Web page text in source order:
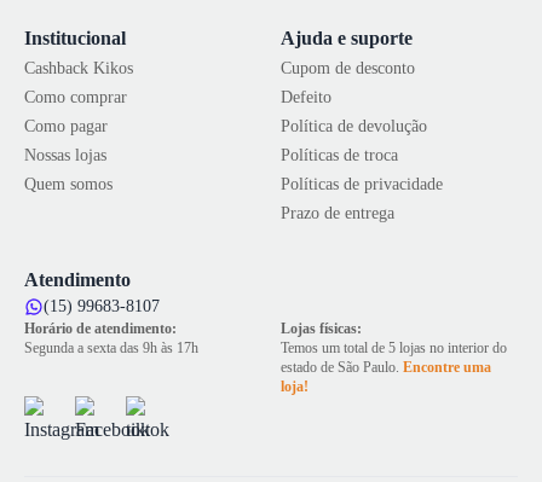
Institucional
Cashback Kikos
Como comprar
Como pagar
Nossas lojas
Quem somos
Ajuda e suporte
Cupom de desconto
Defeito
Política de devolução
Políticas de troca
Políticas de privacidade
Prazo de entrega
Atendimento
(15) 99683-8107
Horário de atendimento:
Segunda a sexta das 9h às 17h
Lojas físicas:
Temos um total de 5 lojas no interior do
estado de São Paulo. Encontre uma
loja!